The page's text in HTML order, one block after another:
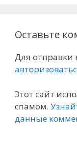
Оставьте
Для отправки
Этот сайт
спамом.
данные